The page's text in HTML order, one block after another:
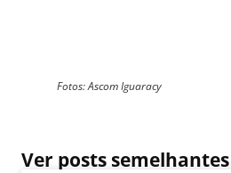
Fotos: Ascom Iguaracy
Ver posts semelhantes